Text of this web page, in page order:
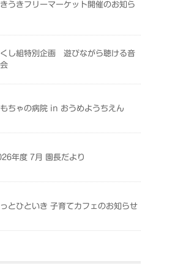
うきフリーマーケット開催のお知ら
し組特別企画 遊びながら聴ける音
ちゃの病院 in おうめようちえん
年度 7月 園長だより
とひといき 子育てカフェのお知らせ